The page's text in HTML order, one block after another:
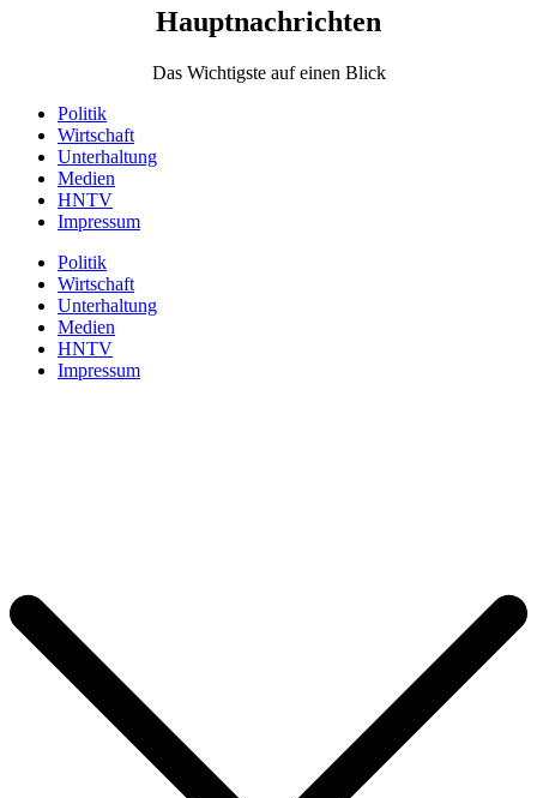
Hauptnachrichten​
Das Wichtigste auf einen Blick
Politik
Wirtschaft
Unterhaltung
Medien
HNTV
Impressum
Politik
Wirtschaft
Unterhaltung
Medien
HNTV
Impressum